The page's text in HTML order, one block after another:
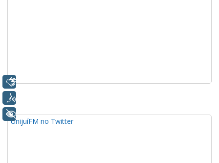
UnijuíFM no Twitter
Libras
+ Acessibilidade